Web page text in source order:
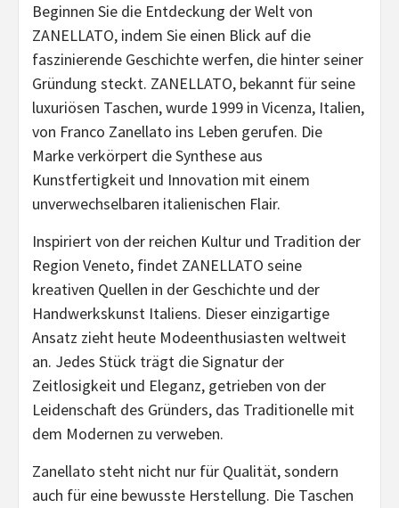
Beginnen Sie die Entdeckung der Welt von
ZANELLATO, indem Sie einen Blick auf die
faszinierende Geschichte werfen, die hinter seiner
Gründung steckt. ZANELLATO, bekannt für seine
luxuriösen Taschen, wurde 1999 in Vicenza, Italien,
von Franco Zanellato ins Leben gerufen. Die
Marke verkörpert die Synthese aus
Kunstfertigkeit und Innovation mit einem
unverwechselbaren italienischen Flair.
Inspiriert von der reichen Kultur und Tradition der
Region Veneto, findet ZANELLATO seine
kreativen Quellen in der Geschichte und der
Handwerkskunst Italiens. Dieser einzigartige
Ansatz zieht heute Modeenthusiasten weltweit
an. Jedes Stück trägt die Signatur der
Zeitlosigkeit und Eleganz, getrieben von der
Leidenschaft des Gründers, das Traditionelle mit
dem Modernen zu verweben.
Zanellato steht nicht nur für Qualität, sondern
auch für eine bewusste Herstellung. Die Taschen